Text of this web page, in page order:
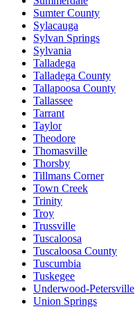
Sumter County
Sylacauga
Sylvan Springs
Sylvania
Talladega
Talladega County
Tallapoosa County
Tallassee
Tarrant
Taylor
Theodore
Thomasville
Thorsby
Tillmans Corner
Town Creek
Trinity
Troy
Trussville
Tuscaloosa
Tuscaloosa County
Tuscumbia
Tuskegee
Underwood-Petersville
Union Springs